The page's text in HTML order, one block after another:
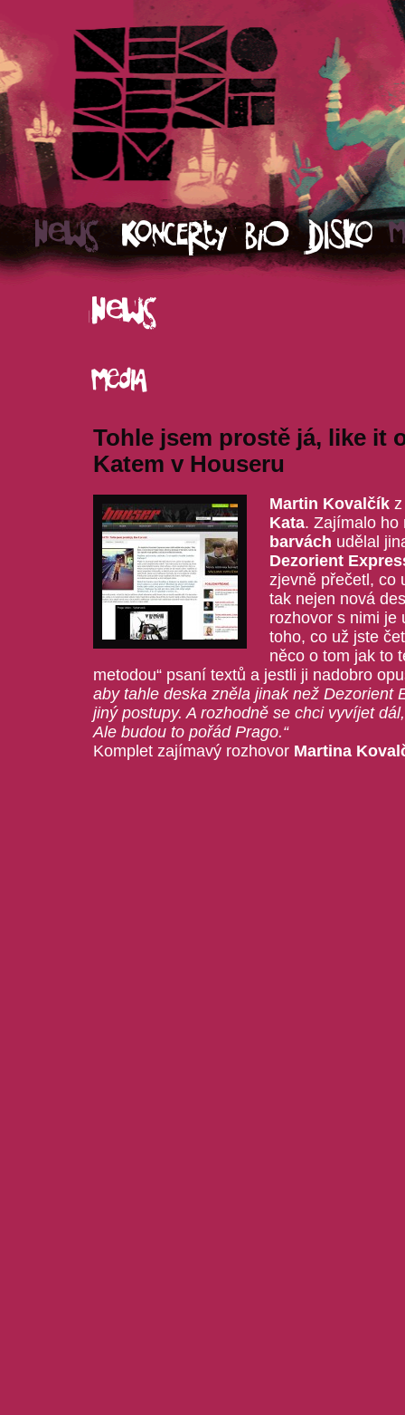
Tohle jsem prostě já, like it
Katem v Houseru
Martin Kovalčík
Kata. Zajímalo ho
barvách udělal
Dezorient
zjevně přečetl, co
tak nejen nová
rozhovor s nimi je
toho, co už jste
něco o tom jak to
metodou“ psaní textů a jestli ji nadobro
aby tahle deska zněla jinak než Dezorient
jiný postupy. A rozhodně se chci vyvíjet
Ale budou to pořád Prago.“
Komplet zajímavý rozhovor Martina